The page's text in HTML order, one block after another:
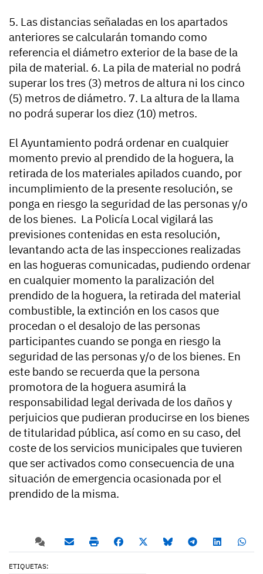
5. Las distancias señaladas en los apartados
anteriores se calcularán tomando como
referencia el diámetro exterior de la base de la
pila de material. 6. La pila de material no podrá
superar los tres (3) metros de altura ni los cinco
(5) metros de diámetro. 7. La altura de la llama
no podrá superar los diez (10) metros.
El Ayuntamiento podrá ordenar en cualquier
momento previo al prendido de la hoguera, la
retirada de los materiales apilados cuando, por
incumplimiento de la presente resolución, se
ponga en riesgo la seguridad de las personas y/o
de los bienes. La Policía Local vigilará las
previsiones contenidas en esta resolución,
levantando acta de las inspecciones realizadas
en las hogueras comunicadas, pudiendo ordenar
en cualquier momento la paralización del
prendido de la hoguera, la retirada del material
combustible, la extinción en los casos que
procedan o el desalojo de las personas
participantes cuando se ponga en riesgo la
seguridad de las personas y/o de los bienes. En
este bando se recuerda que la persona
promotora de la hoguera asumirá la
responsabilidad legal derivada de los daños y
perjuicios que pudieran producirse en los bienes
de titularidad pública, así como en su caso, del
coste de los servicios municipales que tuvieren
que ser activados como consecuencia de una
situación de emergencia ocasionada por el
prendido de la misma.
ETIQUETAS: